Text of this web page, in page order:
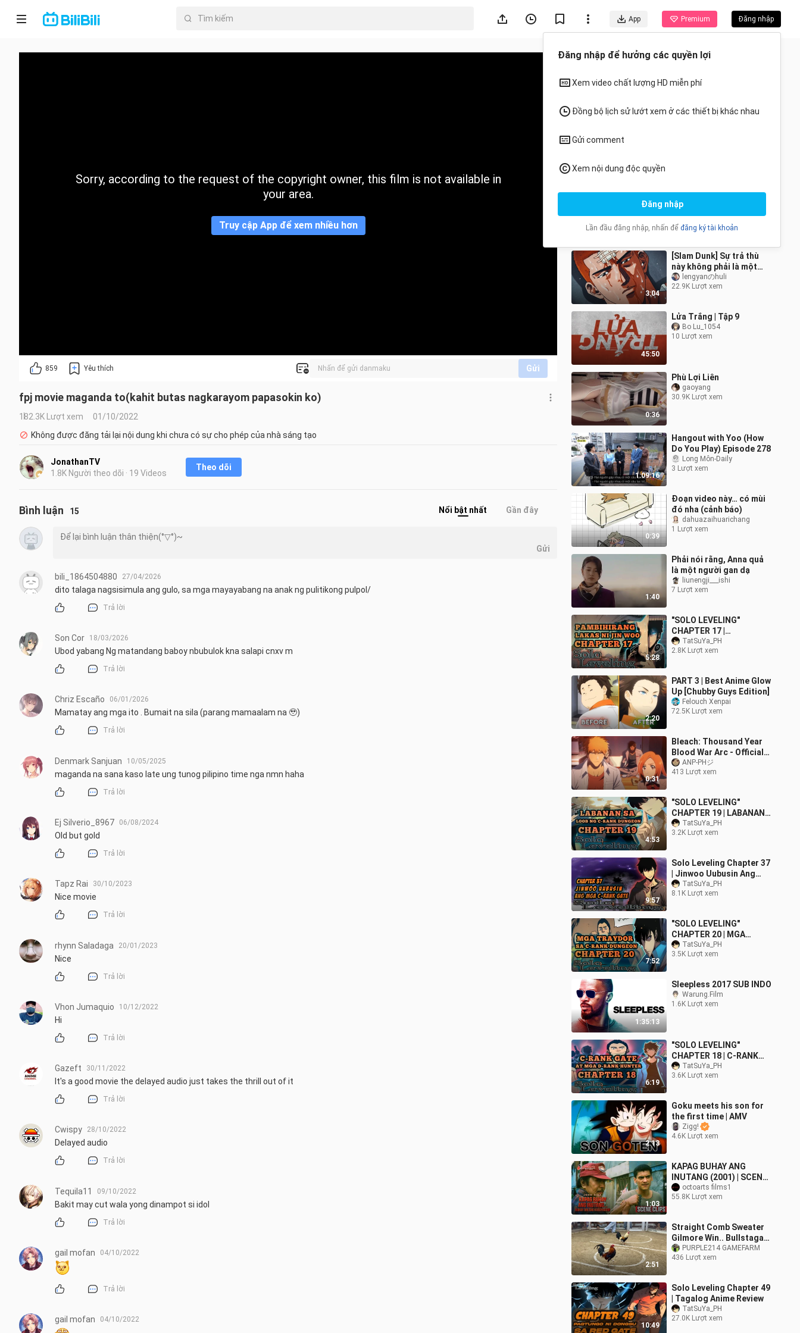
App Premium Đăng nhập
Trang chủ
Sorry, according to the request of the copyright owner, this film is not available in
your area.
Truy cập App để xem nhiều hơn
859 Yêu thích Gửi
fpj movie maganda to(kahit butas nagkarayom papasokin ko)
182.3K Lượt xem
01/10/2022
Không được đăng tải lại nội dung khi chưa có sự cho phép của nhà sáng tạo
JonathanTV
1.8K Người theo dõi · 19 Videos
Theo dõi
Tất cả Anime
16:27
[Động vật]Một trăm
tiếng chim hót trên thế
giớiSenxibage
984 Lượt xem
3:04
[Slam Dunk] Sự trả thù
này không phải là một
quý ông
lengyanのhuli
22.9K Lượt xem
45:50
Lửa Trắng | Tập 9
Bo Lu_1054
10 Lượt xem
0:36
Phù Lợi Liên
gaoyang
30.9K Lượt xem
1:09:16
Hangout with Yoo (How
Do You Play) Episode 278
Long Môn-Daily
3 Lượt xem
0:39
Đoạn video này… có mùi
đó nha (cảnh báo)
dahuazaihuarichang
1 Lượt xem
1:40
Phải nói rằng, Anna quả
là một người gan dạ
liunengji___ishi
7 Lượt xem
5:28
"SOLO LEVELING"
CHAPTER 17 |
PAMBIHIRANG LAKAS NI
JIN WOO | TAGALOG
TatSuYa_PH
2.8K Lượt xem
2:20
PART 3 | Best Anime Glow
Up [Chubby Guys Edition]
Felouch Xenpai
72.5K Lượt xem
0:31
Bleach: Thousand Year
Blood War Arc - Official
Trailer 4
ANP-PHジ
413 Lượt xem
4:53
"SOLO LEVELING"
CHAPTER 19 | LABANAN
SA C-RANK DUNGEON |
TAGALOG ANIME REVIEW
TatSuYa_PH
3.2K Lượt xem
9:57
Solo Leveling Chapter 37
| Jinwoo Uubusin Ang
Mga C-rank Gate |
Tagalog Anime Review
TatSuYa_PH
8.1K Lượt xem
7:52
"SOLO LEVELING"
CHAPTER 20 | MGA
TRAYDOR SA C-RANK
DUNGEON | TAGALOG
TatSuYa_PH
3.5K Lượt xem
1:35:13
Sleepless 2017 SUB INDO
Warung.Film
1.6K Lượt xem
6:19
"SOLO LEVELING"
CHAPTER 18 | C-RANK
GATE AT MGA D-RANK
HUNTER | TAGALOG
TatSuYa_PH
3.6K Lượt xem
2:13
Goku meets his son for
the first time | AMV
Zigg!
4.6K Lượt xem
1:03
KAPAG BUHAY ANG
INUTANG (2001) | SCENE
CLIP 1 | Joko Diaz,
Jennifer Mendoza, Beth
octoarts films1
55.8K Lượt xem
2:51
Straight Comb Sweater
Gilmore Win.. Bullstagan
sa San Fernando, La
Union
PURPLE214 GAMEFARM
436 Lượt xem
10:49
Solo Leveling Chapter 49
| Tagalog Anime Review
TatSuYa_PH
27.0K Lượt xem
Bình luận 15 Nổi bật nhất Gần đây
Gửi
bili_1864504880 27/04/2026
dito talaga nagsisimula ang gulo, sa mga mayayabang na anak ng pulitikong pulpol/
Trả lời
Son Cor 18/03/2026
Ubod yabang Ng matandang baboy nbubulok kna salapi cnxv m
Trả lời
Chriz Escaño 06/01/2026
Mamatay ang mga ito . Bumait na sila (parang mamaalam na 🥹)
Trả lời
Denmark Sanjuan 10/05/2025
maganda na sana kaso late ung tunog pilipino time nga nmn haha
Trả lời
Ej Silverio_8967 06/08/2024
Old but gold
Trả lời
Tapz Rai 30/10/2023
Nice movie
Trả lời
rhynn Saladaga 20/01/2023
Nice
Trả lời
Vhon Jumaquio 10/12/2022
Hi
Trả lời
Gazeft 30/11/2022
It's a good movie the delayed audio just takes the thrill out of it
Trả lời
Cwispy 28/10/2022
Delayed audio
Trả lời
Tequila11 09/10/2022
Bakit may cut wala yong dinampot si idol
Trả lời
gail mofan 04/10/2022
Trả lời
gail mofan 04/10/2022